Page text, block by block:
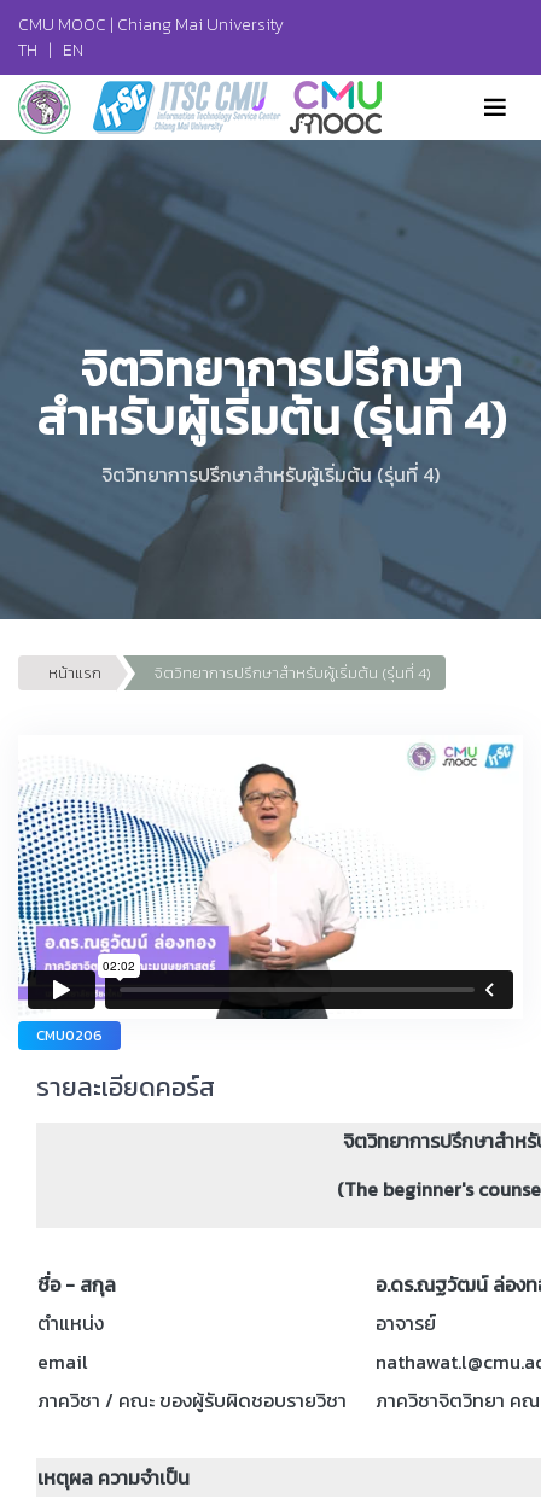
CMU MOOC | Chiang Mai University
TH | EN
จิตวิทยาการปรึกษา
สำหรับผู้เริ่มต้น (รุ่นที่ 4)
จิตวิทยาการปรึกษาสำหรับผู้เริ่มต้น (รุ่นที่ 4)
หน้าแรก จิตวิทยาการปรึกษาสำหรับผู้เริ่มต้น (รุ่นที่ 4)
CMU0206
รายละเอียดคอร์ส
จิตวิทยาการปรึกษาสำห
(The beginner's
ชื่อ - สกุล
อ.ดร.ณฐวัฒน์ ล่องท
ตำแหน่ง
อาจารย์
email
ภาควิชา / คณะ ของผู้รับผิดชอบรายวิชา
ภาควิชาจิตวิทยา ค
เหตุผล ความจำเป็น